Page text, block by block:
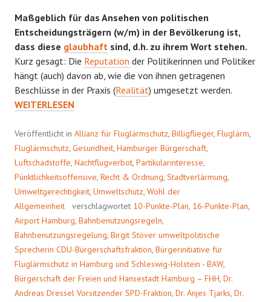
Maßgeblich für das Ansehen von politischen
Entscheidungsträgern (w/m) in der Bevölkerung ist,
dass diese glaubhaft sind, d.h. zu ihrem Wort stehen.
Kurz gesagt: Die Reputation der Politikerinnen und Politiker
hängt (auch) davon ab, wie die von ihnen getragenen
Beschlüsse in der Praxis (Realität) umgesetzt werden.
WEITERLESEN
Veröffentlicht in Allianz für Fluglärmschutz Billigflieger, Fluglärm
Fluglärmschutz Gesundheit Hamburger Bürgerschaft
Luftschadstoffe Nachtflugverbot Partikularinteresse
Pünktlichkeitsoffensive Recht & Ordnung Stadtverlärmung
Umweltgerechtigkeit Umweltschutz Wohl der
Allgemeinheit
verschlagwortet 10-Punkte-Plan 16-Punkte-Plan
Airport Hamburg Bahnbenutzungsregeln
Bahnbenutzungsregelung Birgit Stöver umweltpolitische
Sprecherin CDU-Bürgerschaftsfraktion Bürgerinitiative für
Fluglärmschutz in Hamburg und Schleswig-Holstein - BAW,
Bürgerschaft der Freien und Hansestadt Hamburg – FHH Dr.
Andreas Dressel Vorsitzender SPD-Fraktion Dr. Anjes Tjarks Dr.